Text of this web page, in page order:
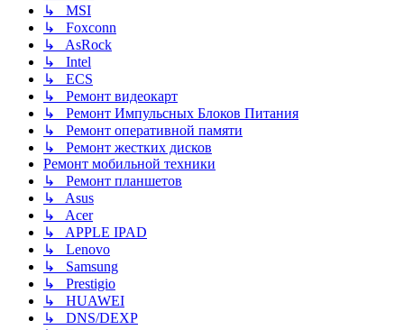
↳ MSI
↳ Foxconn
↳ AsRock
↳ Intel
↳ ECS
↳ Ремонт видеокарт
↳ Ремонт Импульсных Блоков Питания
↳ Ремонт оперативной памяти
↳ Ремонт жестких дисков
Ремонт мобильной техники
↳ Ремонт планшетов
↳ Asus
↳ Acer
↳ APPLE IPAD
↳ Lenovo
↳ Samsung
↳ Prestigio
↳ HUAWEI
↳ DNS/DEXP